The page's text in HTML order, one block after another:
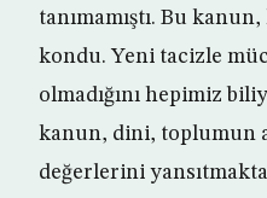
tanımamıştı. Bu
kondu. Yeni tacizle
olmadığını hepimiz
kanun, dini, toplumun
değerlerini